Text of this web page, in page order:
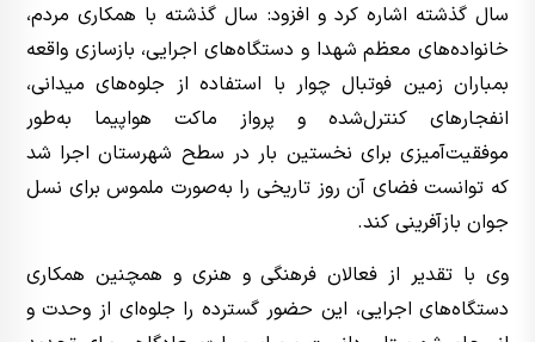
سال گذشته اشاره کرد و افزود: سال گذشته با همکاری مردم،
خانواده‌های معظم شهدا و دستگاه‌های اجرایی، بازسازی واقعه
بمباران زمین فوتبال چوار با استفاده از جلوه‌های میدانی،
انفجارهای کنترل‌شده و پرواز ماکت هواپیما به‌طور
موفقیت‌آمیزی برای نخستین بار در سطح شهرستان اجرا شد
که توانست فضای آن روز تاریخی را به‌صورت ملموس برای نسل
جوان بازآفرینی کند.
وی با تقدیر از فعالان فرهنگی و هنری و همچنین همکاری
دستگاه‌های اجرایی، این حضور گسترده را جلوه‌ای از وحدت و